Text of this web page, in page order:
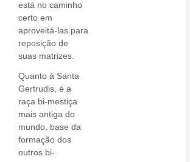
está no caminho
certo em
aproveitá-las para
reposição de
suas matrizes.
Quanto à Santa
Gertrudis, é a
raça bi-mestiça
mais antiga do
mundo, base da
formação dos
outros bi-